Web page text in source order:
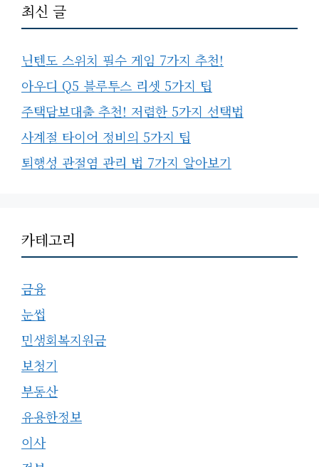
최신 글
닌텐도 스위치 필수 게임 7가지 추천!
아우디 Q5 블루투스 리셋 5가지 팁
주택담보대출 추천! 저렴한 5가지 선택법
사계절 타이어 정비의 5가지 팁
퇴행성 관절염 관리 법 7가지 알아보기
카테고리
금융
눈썹
민생회복지원금
보청기
부동산
유용한정보
이사